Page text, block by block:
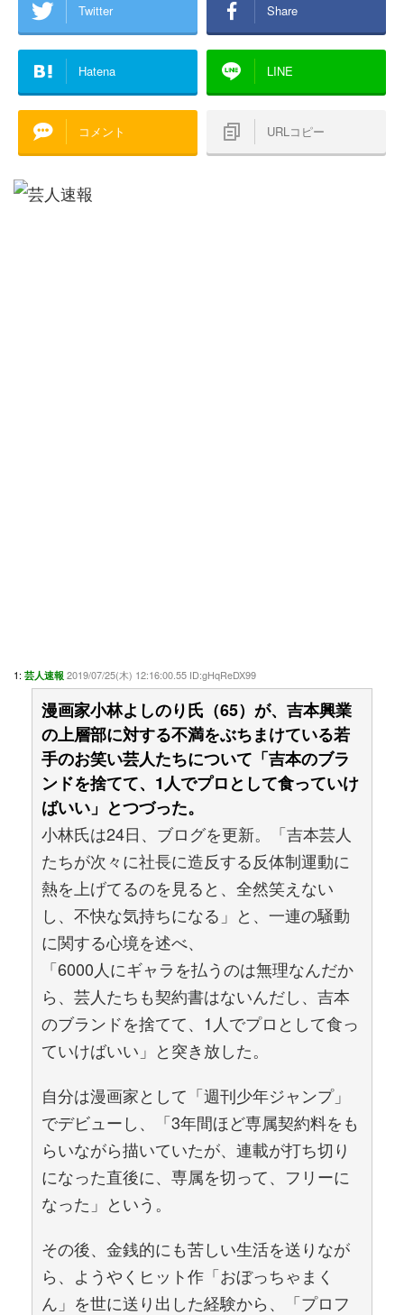
Twitter Share
Hatena LINE
コメント URLコピー
1: 芸人速報 2019/07/25(木) 12:16:00.55 ID:gHqReDX99
漫画家小林よしのり氏（65）が、吉本興業
の上層部に対する不満をぶちまけている若
手のお笑い芸人たちについて「吉本のブラ
ンドを捨てて、1人でプロとして食っていけ
ばいい」とつづった。
小林氏は24日、ブログを更新。「吉本芸人
たちが次々に社長に造反する反体制運動に
熱を上げてるのを見ると、全然笑えない
し、不快な気持ちになる」と、一連の騒動
に関する心境を述べ、
「6000人にギャラを払うのは無理なんだか
ら、芸人たちも契約書はないんだし、吉本
のブランドを捨てて、1人でプロとして食っ
ていけばいい」と突き放した。
自分は漫画家として「週刊少年ジャンプ」
でデビューし、「3年間ほど専属契約料をも
らいながら描いていたが、連載が打ち切り
になった直後に、専属を切って、フリーに
なった」という。
その後、金銭的にも苦しい生活を送りなが
ら、ようやくヒット作「おぼっちゃまく
ん」を世に送り出した経験から、「プロフ